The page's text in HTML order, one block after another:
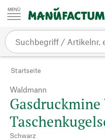
Zum Inhalt springen
Startseite
Waldmann
Schwarz